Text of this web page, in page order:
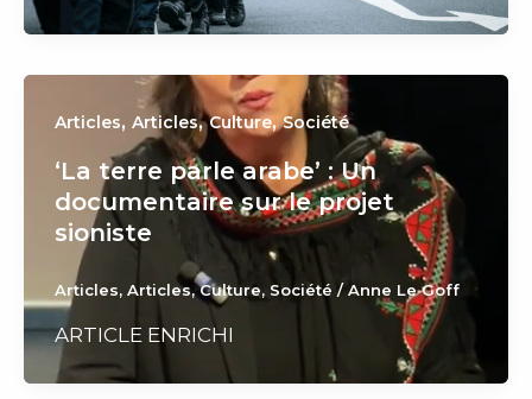
Articles, Articles,Culture,Société
‘La terre parle arabe’ : Un
documentaire sur le projet
sioniste
Articles, Articles,Culture, Société /Anne Le Goff
ARTICLE ENRICHI